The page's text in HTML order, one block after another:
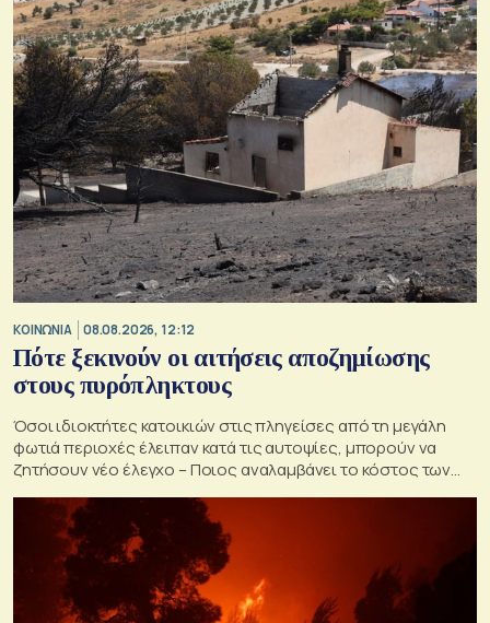
ΚΟΙΝΩΝΙΑ 08.08.2026, 12:12
Πότε ξεκινούν οι αιτήσεις αποζημίωσης
στους πυρόπληκτους
Όσοι ιδιοκτήτες κατοικιών στις πληγείσες από τη μεγάλη
φωτιά περιοχές έλειπαν κατά τις αυτοψίες, μπορούν να
ζητήσουν νέο έλεγχο – Ποιος αναλαμβάνει το κόστος των